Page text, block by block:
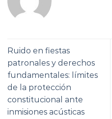
Ruido en fiestas
patronales y derechos
fundamentales: límites
de la protección
constitucional ante
inmisiones acústicas